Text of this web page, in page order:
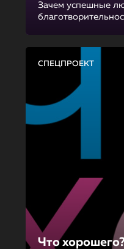
Зачем успешные
СПЕЦПРОЕКТ
Что